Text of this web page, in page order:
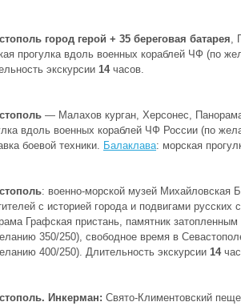
город герой + 35 береговая батарея,
прогулка вдоль военных кораблей ЧФ (по
экскурсии 14часов.
— Малахов курган, Херсонес,
вдоль военных кораблей ЧФ России (по
боевой техники. Балаклава: морская
: военно-морской музей Михайловская
с историей города и подвигами
Графская пристань, памятник
350/250), свободное время в
400/250). Длительность экскурсии 14
Инкерман: Свято-Климентовский